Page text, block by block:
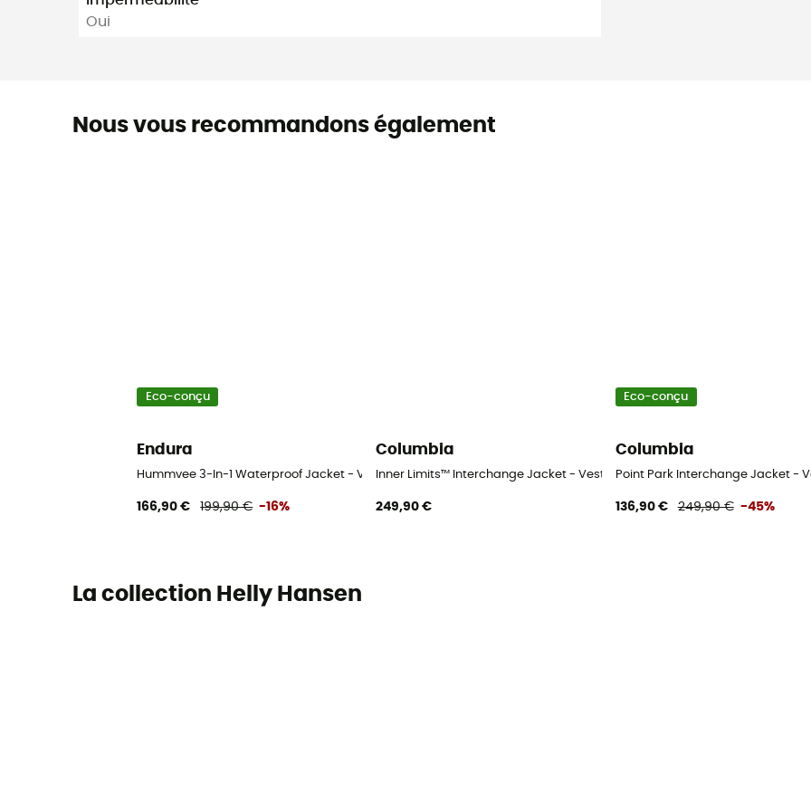
Oui
Nous vous recommandons également
Eco-conçu
Endura
Hummvee 3-In-1 Waterproof Jacket - Veste 3 en 1 homme
166,90 € 199,90 € -16%
Columbia
Inner Limits™ Interchange Jacket - Veste 3 en 1 homme
249,90 €
Eco-conçu
Columbia
Point Park Interchange Jacket -
136,90 € 249,90 € -45%
La collection Helly Hansen